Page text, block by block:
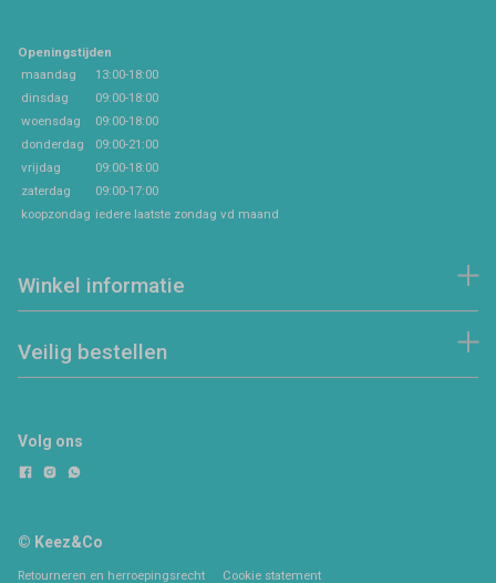
Openingstijden
maandag
13:00-18:00
dinsdag
09:00-18:00
woensdag
09:00-18:00
donderdag
09:00-21:00
vrijdag
09:00-18:00
zaterdag
09:00-17:00
koopzondag iedere laatste zondag vd maand
Winkel informatie
Veilig bestellen
Volg ons
© Keez&Co
Retourneren en herroepingsrecht Cookie statement